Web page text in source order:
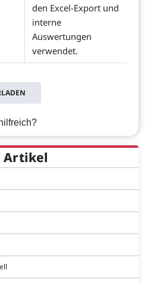
den Excel-Export und
interne
Auswertungen
verwendet.
Artikel